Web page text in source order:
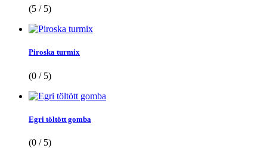
(5 / 5)
Piroska turmix
(0 / 5)
Egri töltött gomba
(0 / 5)